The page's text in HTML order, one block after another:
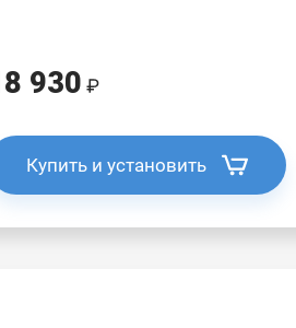
930
Купить и установить